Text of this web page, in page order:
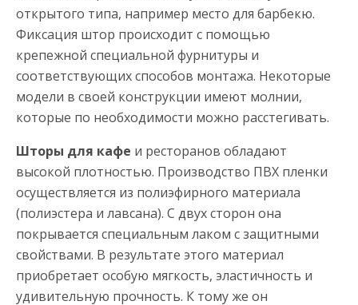
открытого типа, например место для барбекю.
Фиксация штор происходит с помощью
крепежной специальной фурнитуры и
соответствующих способов монтажа. Некоторые
модели в своей конструкции имеют молнии,
которые по необходимости можно расстегивать.
Шторы для кафе и ресторанов обладают
высокой плотностью. Производство ПВХ пленки
осуществляется из полиэфирного материала
(полиэстера и лавсана). С двух сторон она
покрывается специальным лаком с защитными
свойствами. В результате этого материал
приобретает особую мягкость, эластичность и
удивительную прочность. К тому же он